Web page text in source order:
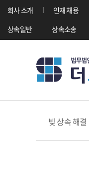
회사 소개
인재 채용
상속일반
상속소송
빚 상속 해결